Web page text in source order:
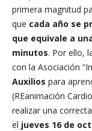
primera magnitud
que cada año se
que equivale a
minutos. Por ello,
con la Asociación
Auxilios para
(REanimación
realizar una
el jueves 16 de